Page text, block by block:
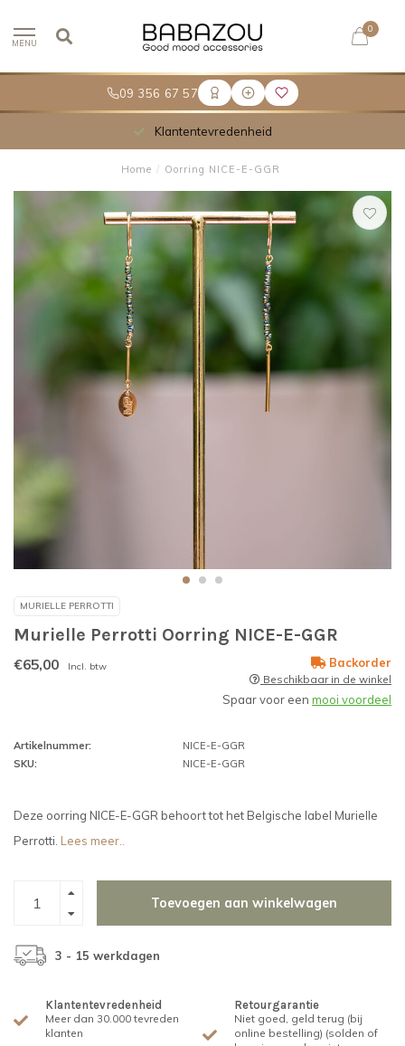
09 356 67 57
MENU
0
Klantentevredenheid
Home / Oorring NICE-E-GGR
MURIELLE PERROTTI
Murielle Perrotti Oorring NICE-E-GGR
€65,00 Incl. btw Backorder
Beschikbaar in de winkel
Spaar voor een mooi voordeel
Artikelnummer:
NICE-E-GGR
SKU:
NICE-E-GGR
Deze oorring NICE-E-GGR behoort tot het Belgische label Murielle
Perrotti. Lees meer..
Toevoegen aan winkelwagen
3 - 15 werkdagen
Klantentevredenheid
Meer dan 30.000 tevreden
klanten
Retourgarantie
Niet goed, geld terug (bij
online bestelling) (solden of